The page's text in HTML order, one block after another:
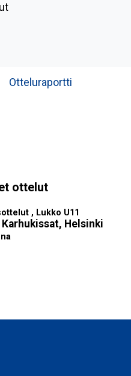
Otteluraportti
ottelut
, Lukko U11
Karhukissat, Helsinki